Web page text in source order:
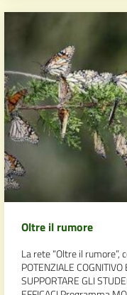
Oltre il rumore
La rete “Oltre il rumore”,
POTENZIALE
SUPPORTARE GLI